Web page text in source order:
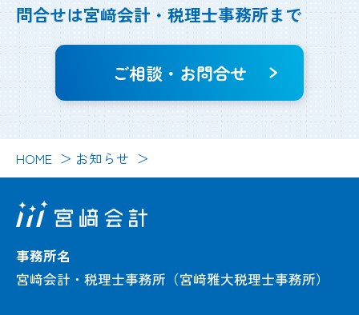
問合せは宮﨑会計・税理士事務所まで
ご相談・お問合せ
HOME お知らせ
事務所名
宮﨑会計・税理士事務所（宮﨑雅大税理士事務所）